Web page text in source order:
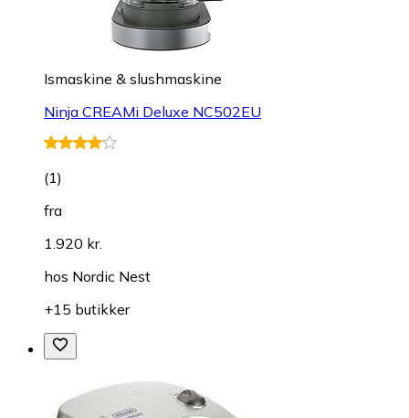
Ismaskine & slushmaskine
Ninja CREAMi Deluxe NC502EU
(1)
fra
1.920 kr.
hos Nordic Nest
+15 butikker